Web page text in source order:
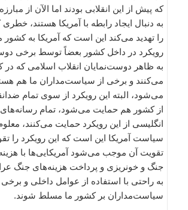
که پیش از این انقلابی بودند اما الآن از
به دنبال ایجاد رابطه با آمریکا هستند،
را تهدید می‌کند این است که آمریکا به کشور
رویکرد در داخل کشور بعضاً توسط برخی
به ظاهر دوست‌نمایان انقلاب اسلامی که در
می‌کنند و برخی از سیاست‌مداران ما هم
می‌شود، البته این رویکرد از سوی تمام
از کشور هم حمایت می‌شود، تمام رسانه‌های
انگلیسی از این رویکرد حمایت می‌کنند،
سیاست آمریکا این است که این رویکرد را
تقویت آن موجب می‌شود آمریکایی‌ها با
جنگ و خونریزی و پرداخت هزینه‌های جنگ
به راحتی با استفاده از عوامل داخلی و برخی
سیاست‌مداران بر کشور ما مسلط شوند.